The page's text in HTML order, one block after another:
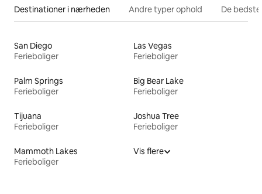
Destinationer i nærheden Andre typer ophold De
San Diego
Ferieboliger
Las Vegas
Ferieboliger
Palm Springs
Ferieboliger
Big Bear Lake
Ferieboliger
Tijuana
Ferieboliger
Joshua Tree
Ferieboliger
Mammoth Lakes
Ferieboliger
Vis flere